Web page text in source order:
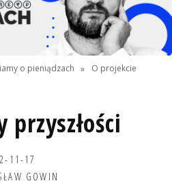
o pieniądzach » O projekcie
przyszłości
11-17
GOWIN